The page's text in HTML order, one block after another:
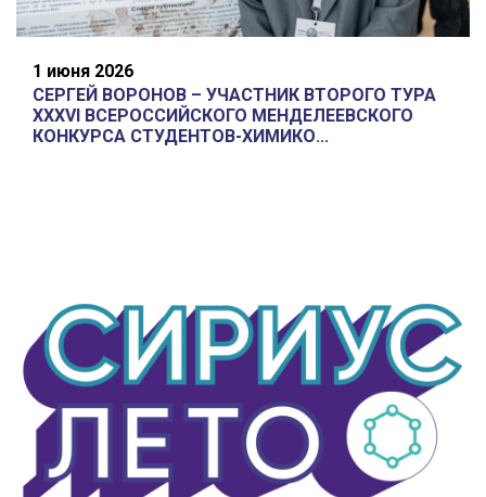
1 июня 2026
СЕРГЕЙ ВОРОНОВ – УЧАСТНИК ВТОРОГО ТУРА
XXXVI ВСЕРОССИЙСКОГО МЕНДЕЛЕЕВСКОГО
КОНКУРСА СТУДЕНТОВ-ХИМИКО...